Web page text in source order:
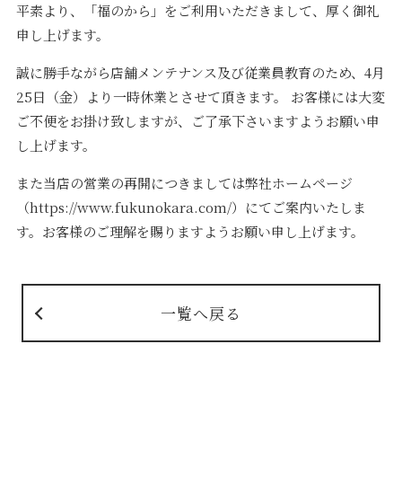
平素より、「福のから」をご利用いただきまして、厚く御礼
申し上げます。
誠に勝手ながら店舗メンテナンス及び従業員教育のため、4月
25日（金）より一時休業とさせて頂きます。 お客様には大変
ご不便をお掛け致しますが、ご了承下さいますようお願い申
し上げます。
また当店の営業の再開につきましては弊社ホームページ
（https://www.fukunokara.com/）にてご案内いたしま
す。お客様のご理解を賜りますようお願い申し上げます。
一覧へ戻る